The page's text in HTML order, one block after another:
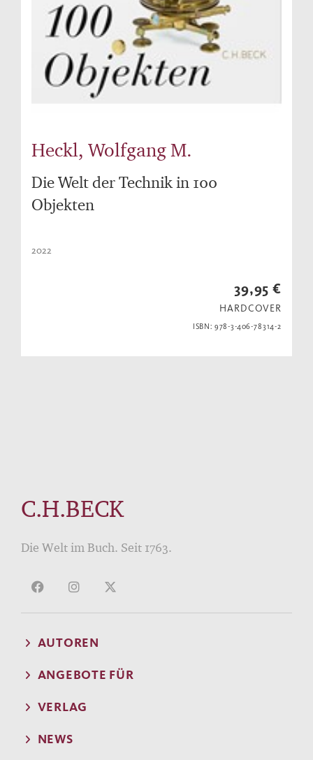
Heckl, Wolfgang M.
Die Welt der Technik in 100
Objekten
2022
39,95 €
HARDCOVER
ISBN: 978-3-406-78314-2
C.H.BECK
Die Welt im Buch. Seit 1763.
AUTOREN
ANGEBOTE FÜR
VERLAG
NEWS